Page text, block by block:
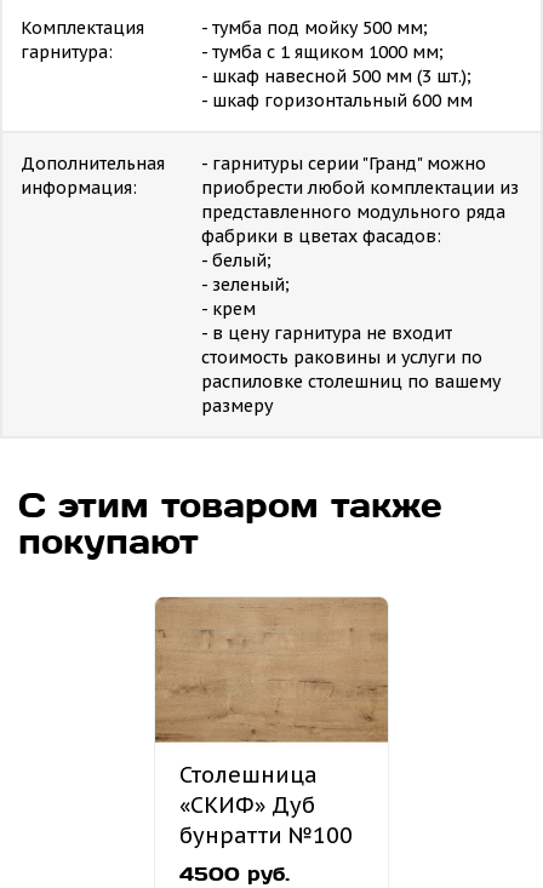
Комплектация
гарнитура:
- тумба под мойку 500 мм;
- тумба с 1 ящиком 1000 мм;
- шкаф навесной 500 мм (3 шт.);
- шкаф горизонтальный 600 мм
Дополнительная
информация:
- гарнитуры серии "Гранд" можно
приобрести любой комплектации из
представленного модульного ряда
фабрики в цветах фасадов:
- белый;
- зеленый;
- крем
- в цену гарнитура не входит
стоимость раковины и услуги по
распиловке столешниц по вашему
размеру
С этим товаром также
покупают
Столешница
«СКИФ» Дуб
бунратти №100
4500 руб.